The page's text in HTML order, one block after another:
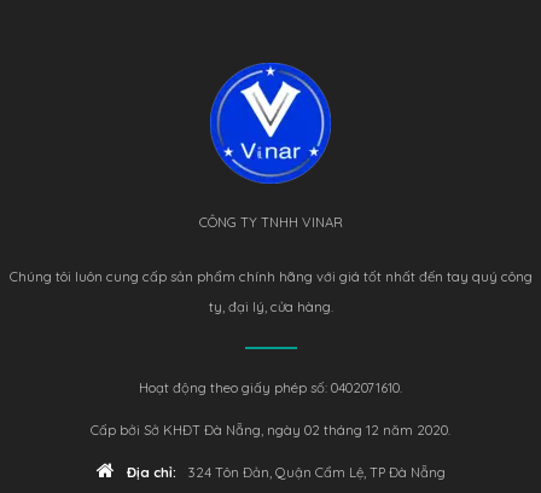
CÔNG TY TNHH VINAR
Chúng tôi luôn cung cấp sản phẩm chính hãng với giá tốt nhất đến tay quý công
ty, đại lý, cửa hàng.
Hoạt động theo giấy phép số: 0402071610.
Cấp bởi Sở KHĐT Đà Nẵng, ngày 02 tháng 12 năm 2020.
Địa chỉ: 324 Tôn Đản, Quận Cẩm Lệ, TP Đà Nẵng